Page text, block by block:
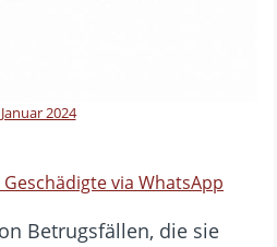
2024
via WhatsApp
Betrugsfällen, die sie